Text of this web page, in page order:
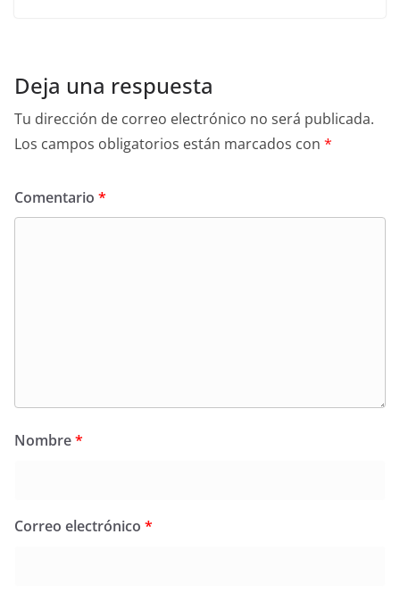
Deja una respuesta
Tu dirección de correo electrónico no será publicada.
Los campos obligatorios están marcados con *
Comentario *
Nombre*
Correo electrónico *